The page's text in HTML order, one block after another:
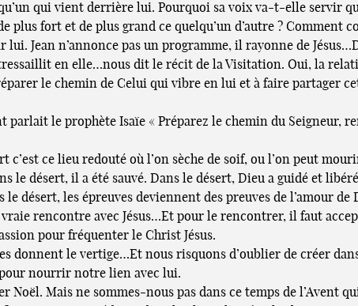
qui vient derrière lui. Pourquoi sa voix va-t-elle servir
plus fort et de plus grand ce quelqu’un d’autre ?
Jean n’annonce pas un programme, il rayonne de
en elle…nous dit le récit de la Visitation. Oui, la
le chemin de Celui qui vibre en lui et à faire partager
le prophète Isaïe « Préparez le chemin du Seigneur,
c’est ce lieu redouté où l’on sèche de soif, ou l’on peut
le désert, il a été sauvé. Dans le désert, Dieu a guidé et
désert, les épreuves deviennent des preuves de l’amour
rencontre avec Jésus…Et pour le rencontrer, il faut
pour fréquenter le Christ Jésus.
donnent le vertige…Et nous risquons d’oublier de créer
nourrir notre lien avec lui.
Noël. Mais ne sommes-nous pas dans ce temps de l’Avent